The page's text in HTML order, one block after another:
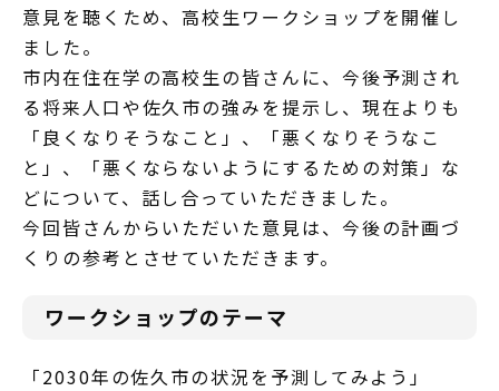
意見を聴くため、高校生ワークショップを開催し
ました。
市内在住在学の高校生の皆さんに、今後予測され
る将来人口や佐久市の強みを提示し、現在よりも
「良くなりそうなこと」、「悪くなりそうなこ
と」、「悪くならないようにするための対策」な
どについて、話し合っていただきました。
今回皆さんからいただいた意見は、今後の計画づ
くりの参考とさせていただきます。
ワークショップのテーマ
「2030年の佐久市の状況を予測してみよう」